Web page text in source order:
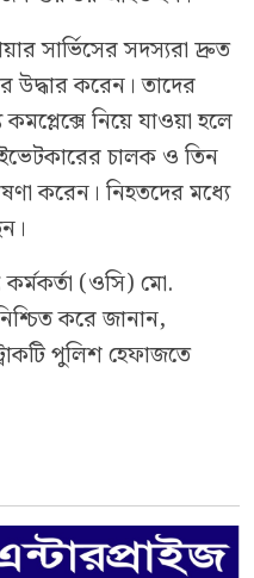
সার্ভিসের সদস্যরা দ্রুত
উদ্ধার করেন। তাদের
কমপ্লেক্সে নিয়ে যাওয়া হলে
চালক ও তিন
করেন। নিহতদের মধ্যে
কর্মকর্তা (ওসি) মো.
করে জানান,
পুলিশ হেফাজতে